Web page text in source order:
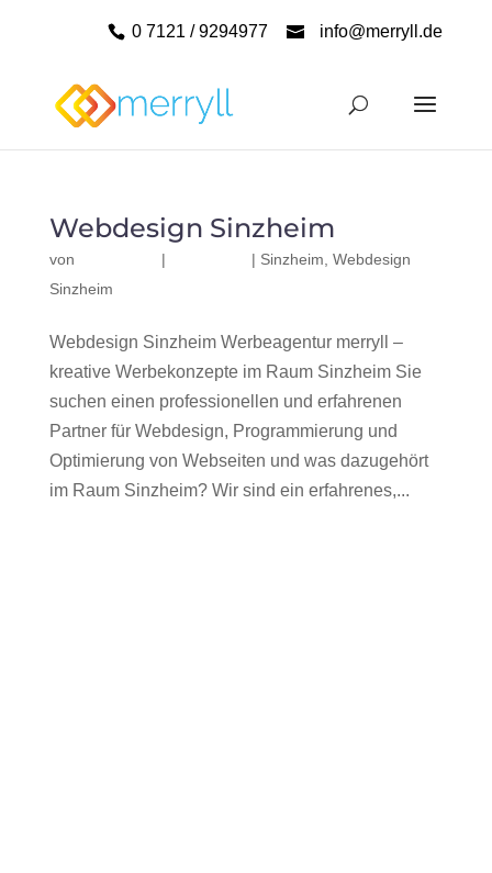
0 7121 / 9294977 info@merryll.de
Webdesign Sinzheim
von | | Sinzheim Webdesign
Sinzheim
Webdesign Sinzheim Werbeagentur merryll –
kreative Werbekonzepte im Raum Sinzheim Sie
suchen einen professionellen und erfahrenen
Partner für Webdesign, Programmierung und
Optimierung von Webseiten und was dazugehört
im Raum Sinzheim? Wir sind ein erfahrenes,...